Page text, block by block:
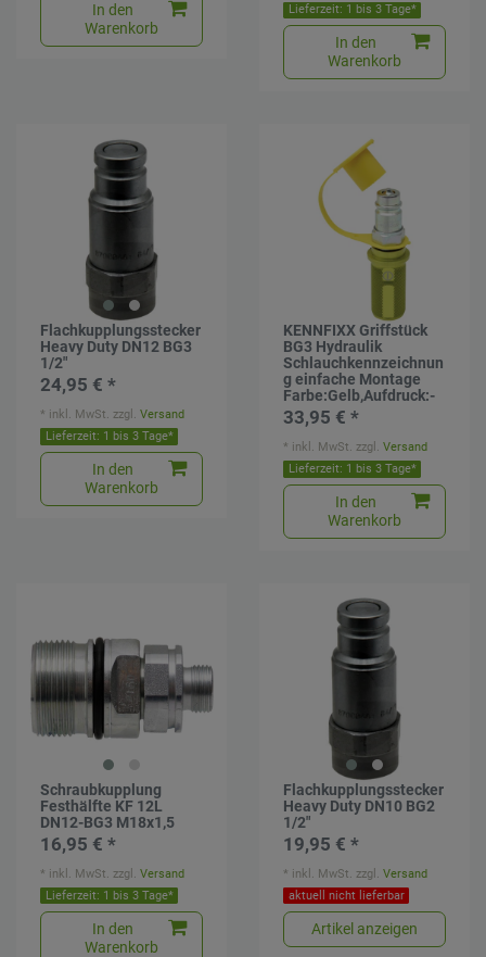
In den
Warenkorb
Lieferzeit: 1 bis 3 Tage*
In den
Warenkorb
Flachkupplungsstecker
Heavy Duty DN12 BG3
1/2"
24,95 € *
Lieferzeit: 1 bis 3 Tage*
In den
Warenkorb
* inkl. MwSt. zzgl.Versand
KENNFIXX Griffstück
BG3 Hydraulik
Schlauchkennzeichnun
g einfache Montage
Farbe:Gelb,Aufdruck:-
33,95 € *
Lieferzeit: 1 bis 3 Tage*
In den
Warenkorb
* inkl. MwSt. zzgl.Versand
Schraubkupplung
Festhälfte KF 12L
DN12-BG3 M18x1,5
16,95 € *
Lieferzeit: 1 bis 3 Tage*
In den
Warenkorb
* inkl. MwSt. zzgl.Versand
Flachkupplungsstecker
Heavy Duty DN10 BG2
1/2"
19,95 € *
aktuell nicht lieferbar
Artikel anzeigen
* inkl. MwSt. zzgl.Versand